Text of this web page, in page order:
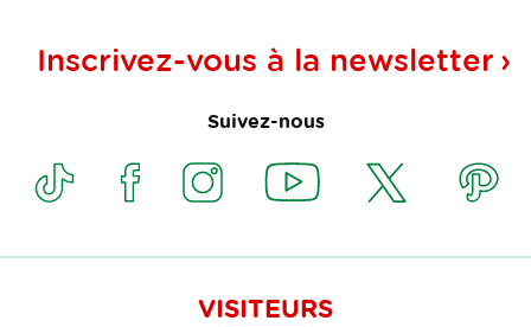
Inscrivez-vous à la newsletter
Suivez-nous
VISITEURS